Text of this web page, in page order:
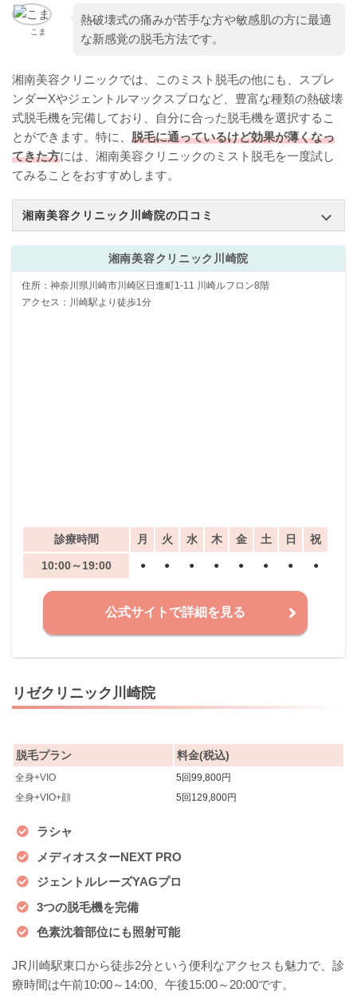
こま
熱破壊式の痛みが苦手な方や敏感肌の方に最適
な新感覚の脱毛方法です。
湘南美容クリニックでは、このミスト脱毛の他にも、スプレ
ンダーXやジェントルマックスプロなど、豊富な種類の熱破壊
式脱毛機を完備しており、自分に合った脱毛機を選択するこ
とができます。特に、 脱毛に通っているけど効果が薄くなっ
てきた方には、湘南美容クリニックのミスト脱毛を一度試し
てみることをおすすめします。
湘南美容クリニック川崎院の口コミ
湘南美容クリニック川崎院
住所：神奈川県川崎市川崎区日進町1-11 川崎ルフロン8階
アクセス：川崎駅より徒歩1分
診療時間 月 火 水 木 金 土 日 祝
10:00～19:00 ● ● ● ● ● ● ● ●
公式サイトで詳細を見る
リゼクリニック川崎院
脱毛プラン 料金(税込)
全身+VIO
5回99,800円
全身+VIO+顔
5回129,800円
ラシャ
メディオスターNEXT PRO
ジェントルレーズYAGプロ
3つの脱毛機を完備
色素沈着部位にも照射可能
JR川崎駅東口から徒歩2分という便利なアクセスも魅力で、診
療時間は午前10:00～14:00、午後15:00～20:00です。